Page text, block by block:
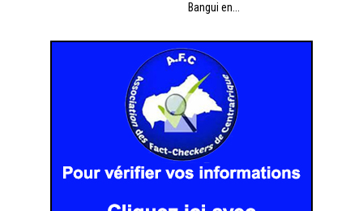
Bangui en...